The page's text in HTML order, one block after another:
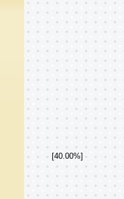
[40.00%]